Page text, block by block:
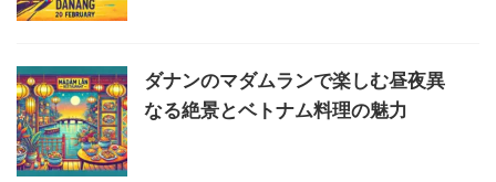
ダナンのマダムランで楽しむ昼夜異
なる絶景とベトナム料理の魅力